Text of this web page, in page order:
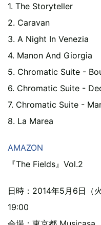
1. The Storyteller
2. Caravan
3. A Night In Venezia
4. Manon And Giorgia
5. Chromatic Suite -
6. Chromatic Suite -
7. Chromatic Suite -
8. La Marea
AMAZON
『The Fields』Vol.2
日時：2014年5月6日（
19:00